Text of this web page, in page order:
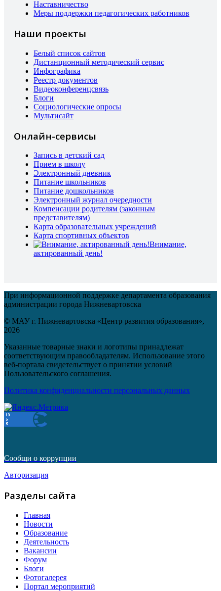
Наставничество
Меры поддержки педагогических работников
Наши проекты
Белый список сайтов
Дистанционный методический сервис
Инфографика
Реестр документов
Видеоконференцсвязь
Блоги
Социологические опросы
Мультисайт
Онлайн-сервисы
Запись в детский сад
Прием в школу
Электронный дневник
Питание школьников
Питание дошкольников
Электронный журнал очередности
Компенсации родителям (законным
представителям)
Карта образовательных учреждений
Карта спортивных объектов
Внимание,
актированный день!
При информационной поддержке департамента образования
администрации города Нижневартовска
© МАУ г. Нижневартовска «Центр развития образования»,
2026
Указанные товарные знаки и логотипы принадлежат
соответствующим правообладателям. Использование этого
веб-портала свидетельствует о принятии условий
Пользовательского соглашения.
Политика конфиденциальности персональных данных
Сообщи о коррупции
Авторизация
Разделы сайта
Главная
Новости
Образование
Деятельность
Вакансии
Форум
Блоги
Фотогалерея
Портал мероприятий